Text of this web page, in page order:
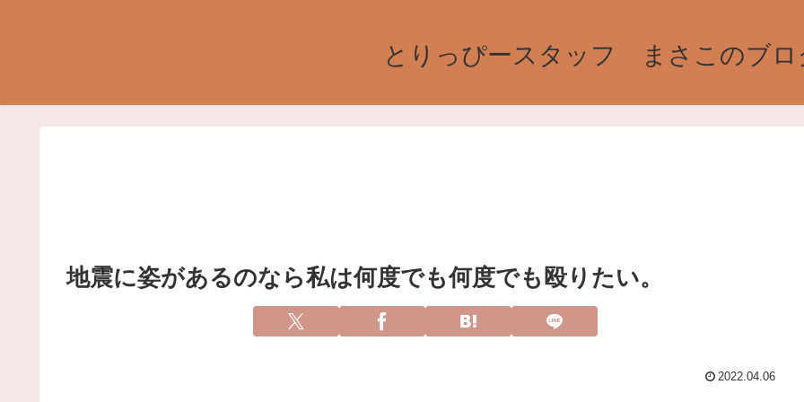
とりっぴースタッフ まさこのブロ
地震に姿があるのなら私は何度でも何度でも殴りたい。
2022.04.06